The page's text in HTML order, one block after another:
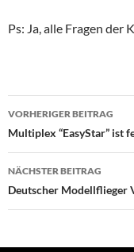
Ps: Ja, alle Fragen
VORHERIGER BEITRAG
Multiplex “EasyStar” ist
NÄCHSTER BEITRAG
Deutscher Modellflieger